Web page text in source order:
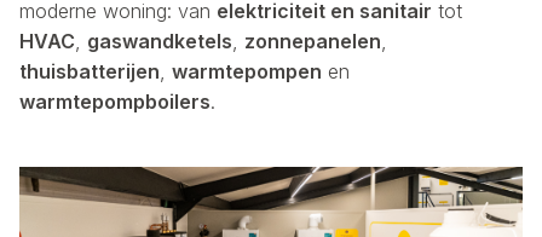
moderne woning: van elektriciteit en sanitair tot
HVAC gaswandketels zonnepanelen
thuisbatterijen warmtepompen en
warmtepompboilers.